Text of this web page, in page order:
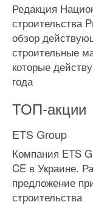
Редакция
строительства
обзор
строительные
которые
года
ТОП-акции
ETS Group
Компания ETS
CE в Украине.
предложение
строительства